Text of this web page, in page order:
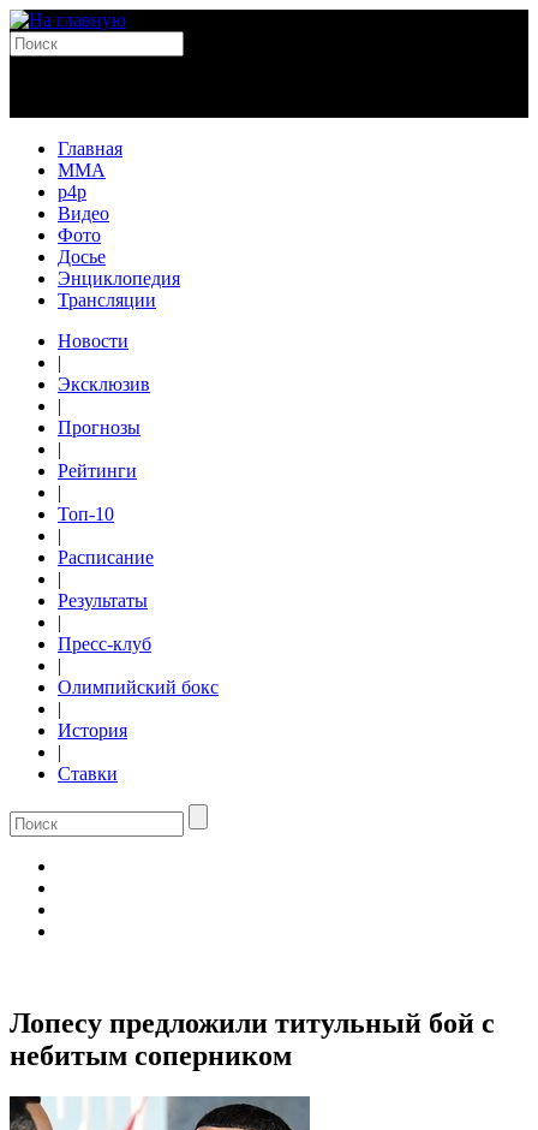
Главная
MMA
p4p
Видео
Фото
Досье
Энциклопедия
Трансляции
Новости
|
Эксклюзив
|
Прогнозы
|
Рейтинги
|
Топ-10
|
Расписание
|
Результаты
|
Пресс-клуб
|
Олимпийский бокс
|
История
|
Ставки
Лопесу предложили титульный бой с
небитым соперником